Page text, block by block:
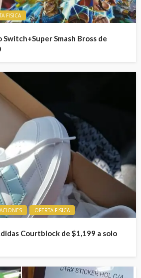
FISICA
Switch+Super Smash Bross de
OFERTA FISICA
Courtblock de $1,199 a solo